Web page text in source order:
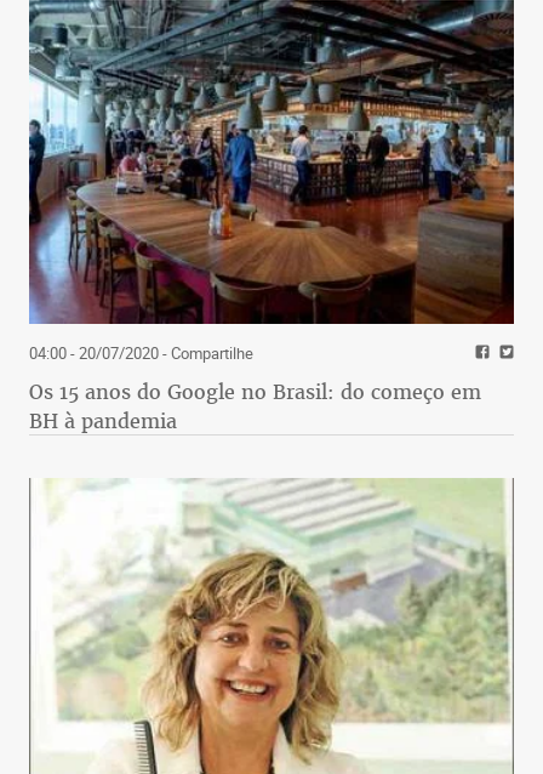
04:00 - 20/07/2020- Compartilhe
Os 15 anos do Google no Brasil: do começo em
BH à pandemia